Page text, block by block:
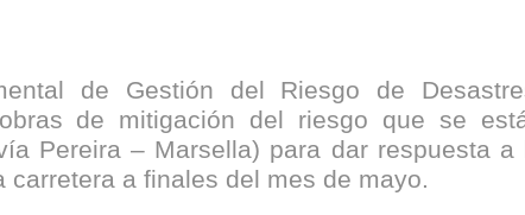
inversiones del Gobierno Matiz en el municipio de
hace seguimiento al avance de la construcción de 400
de Gestión del Riesgo de
de mitigación del riesgo que se
Pereira – Marsella) para dar respuesta a
a finales del mes de mayo.